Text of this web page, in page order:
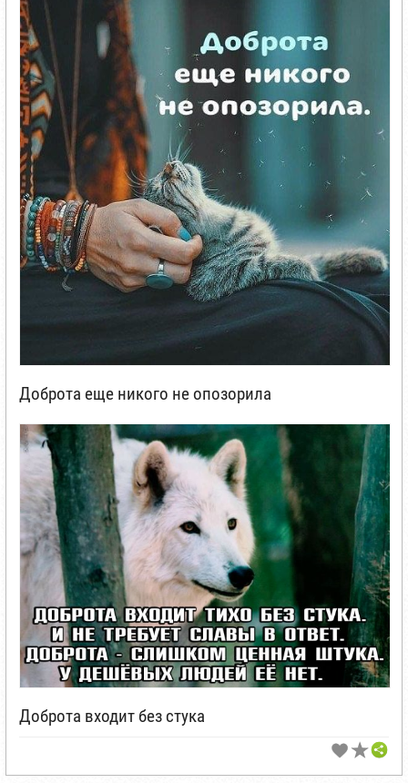
Доброта еще никого не опозорила
Доброта входит без стука